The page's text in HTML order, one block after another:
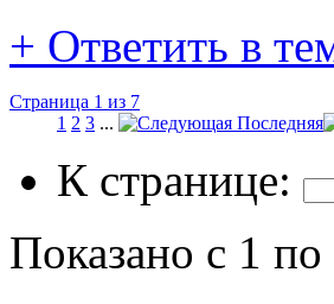
+ Ответить в
Страница 1 из 7
1 2 3 ... Последняя
К странице:
Показано с 1 по